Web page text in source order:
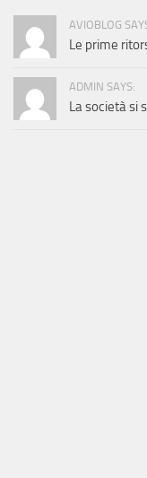
AVIOBLOG
Le prime
ADMIN SAYS:
La società si